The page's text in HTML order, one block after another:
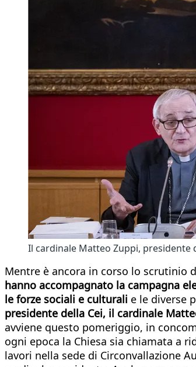
Il cardinale Matteo Zuppi, presidente
Mentre è ancora in corso lo scrutinio
hanno accompagnato la campagna
le forze sociali e culturali e le diverse
presidente della Cei, il cardinale
avviene questo pomeriggio, in
ogni epoca la Chiesa sia chiamata a
lavori nella sede di Circonvallazione